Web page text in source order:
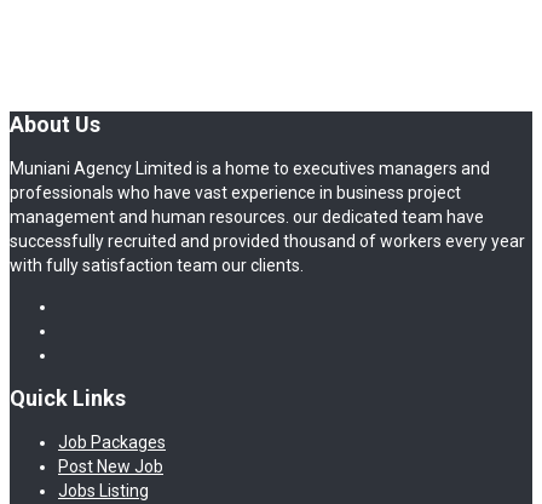
About Us
Muniani Agency Limited is a home to executives managers and
professionals who have vast experience in business project
management and human resources. our dedicated team have
successfully recruited and provided thousand of workers every year
with fully satisfaction team our clients.
Quick Links
Job Packages
Post New Job
Jobs Listing